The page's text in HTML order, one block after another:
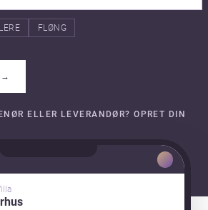
FLØNG
→
ELLER LEVERANDØR? OPRET DIN